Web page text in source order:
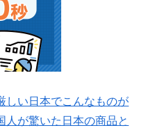
しい日本でこんなものが
人が驚いた日本の商品と